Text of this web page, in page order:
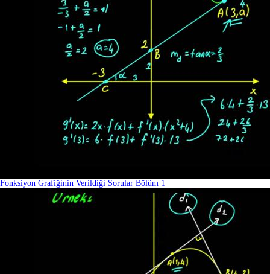
Fonksiyon Grafiğinin Verildiği Sorular Bölüm 1